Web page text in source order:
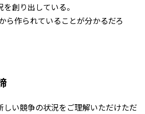
創り出している。
ら作られていることが分かるだろ
しい競争の状況をご理解いただけただ